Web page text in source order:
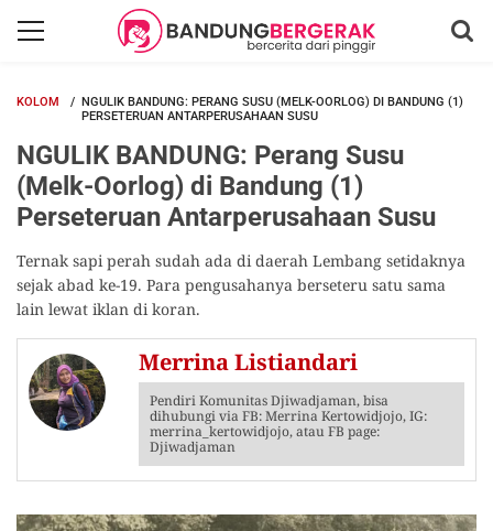
KOLOM
NGULIK BANDUNG: PERANG SUSU (MELK-OORLOG) DI BANDUNG (1)
PERSETERUAN ANTARPERUSAHAAN SUSU
NGULIK BANDUNG: Perang Susu
(Melk-Oorlog) di Bandung (1)
Perseteruan Antarperusahaan Susu
Ternak sapi perah sudah ada di daerah Lembang setidaknya
sejak abad ke-19. Para pengusahanya berseteru satu sama
lain lewat iklan di koran.
Merrina Listiandari
Pendiri Komunitas Djiwadjaman, bisa
dihubungi via FB: Merrina Kertowidjojo, IG:
merrina_kertowidjojo, atau FB page:
Djiwadjaman